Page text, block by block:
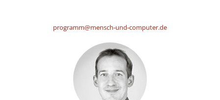
programm@mensch-und-computer.de